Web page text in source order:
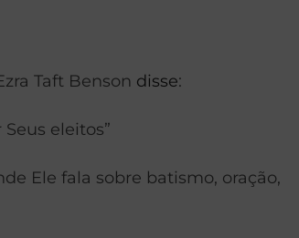
Taft Benson disse:
eleitos”
Ele fala sobre batismo, oração,